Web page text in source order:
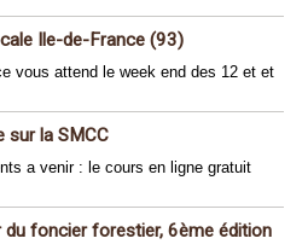
Ile-de-France (93)
vous attend le week end des 12 et et
sur la SMCC
a venir : le cours en ligne gratuit
du foncier forestier, 6ème édition